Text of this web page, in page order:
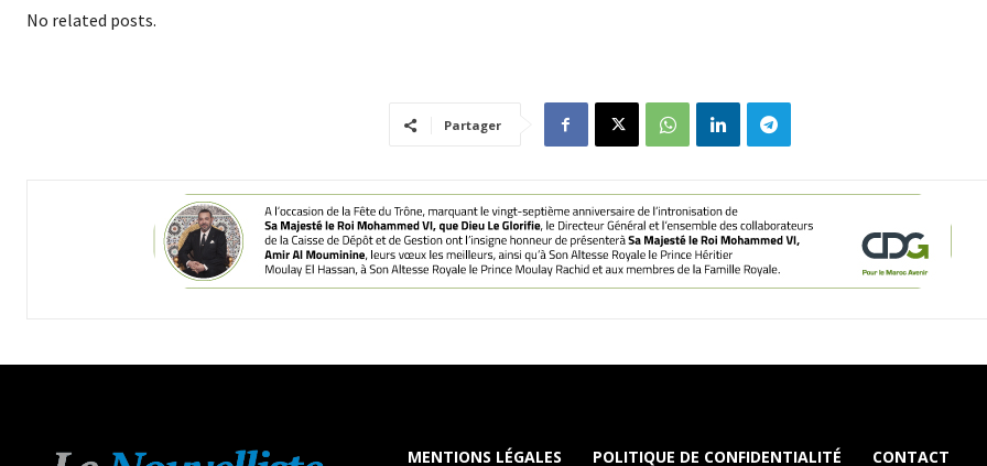
No related posts.
Partager
MENTIONS LÉGALES POLITIQUE DE CONFIDENTIALITÉ CONTACT